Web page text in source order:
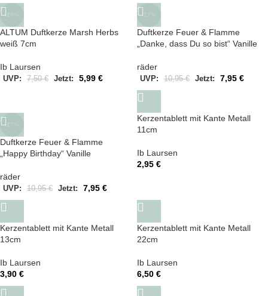
-20%
ALTUM Duftkerze Marsh Herbs
weiß 7cm
Ib Laursen
UVP: 7,50€ Jetzt: 5,99 €
-27%
Duftkerze Feuer & Flamme
„Danke, dass Du so bist“ Vanille
räder
UVP: 10,95€ Jetzt: 7,95 €
-27%
Duftkerze Feuer & Flamme
„Happy Birthday“ Vanille
räder
UVP: 10,95€ Jetzt: 7,95 €
Kerzentablett mit Kante Metall
11cm
Ib Laursen
2,95 €
Kerzentablett mit Kante Metall
13cm
Ib Laursen
3,90 €
Kerzentablett mit Kante Metall
22cm
Ib Laursen
6,50 €